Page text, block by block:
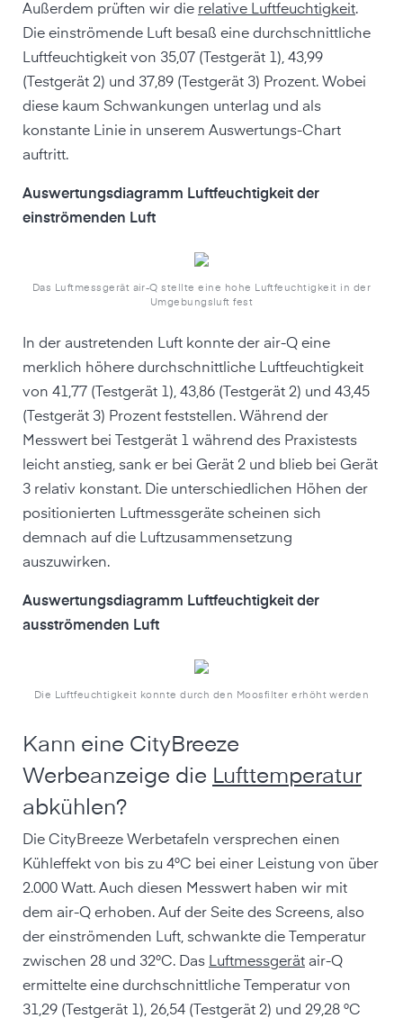
Außerdem prüften wir die relative Luftfeuchtigkeit.
Die einströmende Luft besaß eine durchschnittliche
Luftfeuchtigkeit von 35,07 (Testgerät 1), 43,99
(Testgerät 2) und 37,89 (Testgerät 3) Prozent. Wobei
diese kaum Schwankungen unterlag und als
konstante Linie in unserem Auswertungs-Chart
auftritt.
Auswertungsdiagramm Luftfeuchtigkeit der
einströmenden Luft
Das Luftmessgerät air-Q stellte eine hohe Luftfeuchtigkeit in der
Umgebungsluft fest
In der austretenden Luft konnte der air-Q eine
merklich höhere durchschnittliche Luftfeuchtigkeit
von 41,77 (Testgerät 1), 43,86 (Testgerät 2) und 43,45
(Testgerät 3) Prozent feststellen. Während der
Messwert bei Testgerät 1 während des Praxistests
leicht anstieg, sank er bei Gerät 2 und blieb bei Gerät
3 relativ konstant. Die unterschiedlichen Höhen der
positionierten Luftmessgeräte scheinen sich
demnach auf die Luftzusammensetzung
auszuwirken.
Auswertungsdiagramm Luftfeuchtigkeit der
ausströmenden Luft
Die Luftfeuchtigkeit konnte durch den Moosfilter erhöht werden
Kann eine CityBreeze
Werbeanzeige die Lufttemperatur
abkühlen?
Die CityBreeze Werbetafeln versprechen einen
Kühleffekt von bis zu 4°C bei einer Leistung von über
2.000 Watt. Auch diesen Messwert haben wir mit
dem air-Q erhoben. Auf der Seite des Screens, also
der einströmenden Luft, schwankte die Temperatur
zwischen 28 und 32°C. Das Luftmessgerät air-Q
ermittelte eine durchschnittliche Temperatur von
31,29 (Testgerät 1), 26,54 (Testgerät 2) und 29,28 °C